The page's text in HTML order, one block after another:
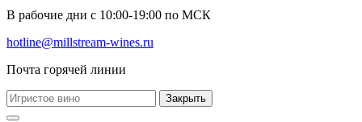
В рабочие дни с 10:00-19:00 по МСК
hotline@millstream-wines.ru
Почта горячей линии
Закрыть